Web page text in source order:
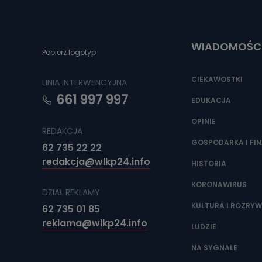
Jakie
źródeł
adres
Jak
Pobierz logotyp
LINIA INTERWENCYJNA
661 997 997
REDAKCJA
62 735 22 22
redakcja@wlkp24.info
DZIAŁ REKLAMY
62 735 01 85
reklama@wlkp24.info
CIEKAWOSTKI
EDUKACJA
OPINIE
GOSPODARKA I
HISTORIA
KORONAWIRUS
KULTURA I
LUDZIE
NA SYGNALE